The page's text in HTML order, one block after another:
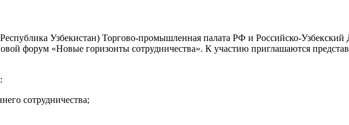
Узбекистан) Торгово-промышленная палата РФ и Российско-
форум «Новые горизонты сотрудничества». К участию приглашаются
сотрудничества;